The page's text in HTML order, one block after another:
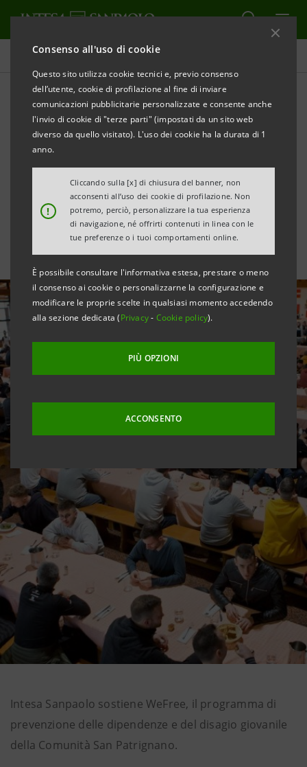
Consenso all'uso di cookie
Questo sito utilizza cookie tecnici e, previo consenso
dell’utente, cookie di profilazione al fine di inviare
comunicazioni pubblicitarie personalizzate e consente anche
l'invio di cookie di "terze parti" (impostati da un sito web
diverso da quello visitato). L'uso dei cookie ha la durata di 1
anno.
!
Cliccando sulla [x] di chiusura del banner, non
acconsenti all’uso dei cookie di profilazione. Non
potremo, perciò, personalizzare la tua esperienza
di navigazione, né offrirti contenuti in linea con le
tue preferenze o i tuoi comportamenti online.
È possibile consultare l'informativa estesa, prestare o meno
il consenso ai cookie o personalizzarne la configurazione e
modificare le proprie scelte in qualsiasi momento accedendo
alla sezione dedicata (Privacy- Cookie policy).
PIÙ OPZIONI
ACCONSENTO
Tutte le news
Sostegno a Wefree, il
programma di prevenzione
della comunità di San
Patrignano
Intesa Sanpaolo sostiene WeFree, il programma di
prevenzione delle dipendenze e del disagio giovanile
della Comunità San Patrignano.